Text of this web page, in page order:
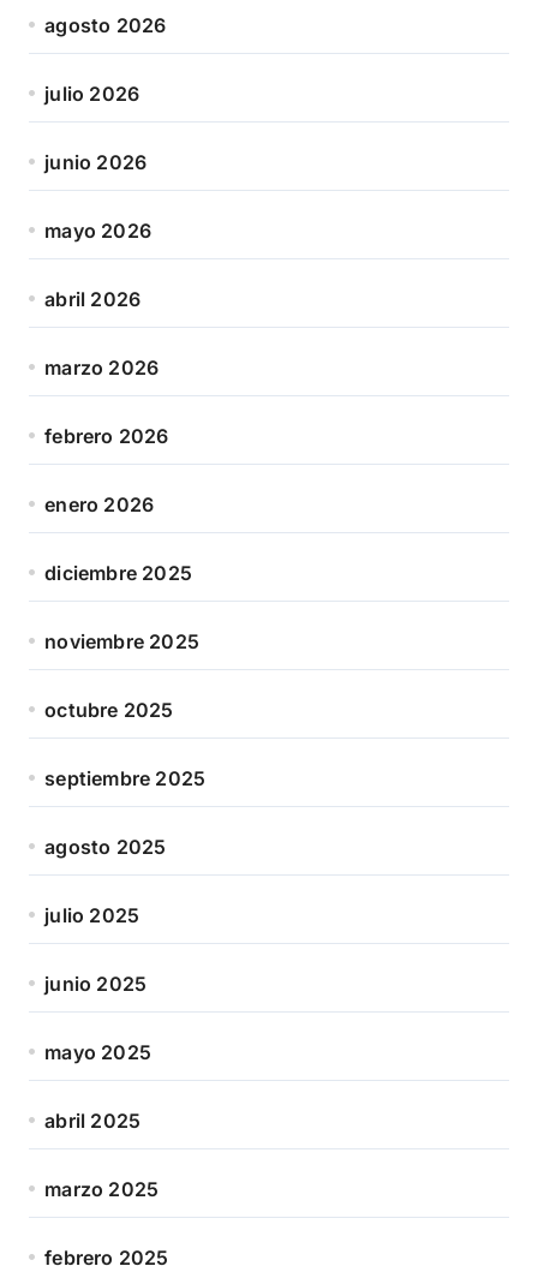
agosto 2026
julio 2026
junio 2026
mayo 2026
abril 2026
marzo 2026
febrero 2026
enero 2026
diciembre 2025
noviembre 2025
octubre 2025
septiembre 2025
agosto 2025
julio 2025
junio 2025
mayo 2025
abril 2025
marzo 2025
febrero 2025